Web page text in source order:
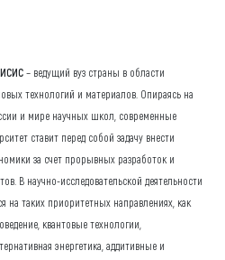
– ведущий вуз страны в области
технологий и материалов. Опираясь на
и мире научных школ, современные
ставит перед собой задачу внести
за счет прорывных разработок и
В научно-исследовательской деятельности
на таких приоритетных направлениях, как
квантовые технологии,
энергетика, аддитивные и